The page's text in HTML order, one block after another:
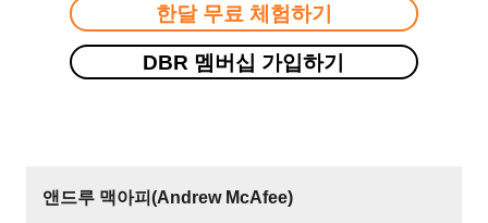
한달 무료 체험하기
DBR 멤버십 가입하기
앤드루 맥아피(Andrew McAfee)